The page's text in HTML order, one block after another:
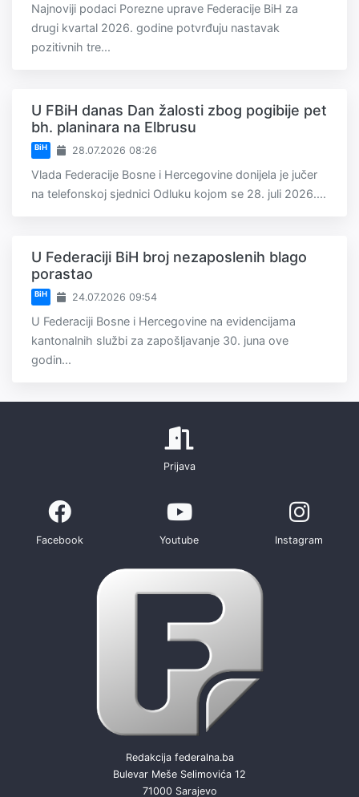
Najnoviji podaci Porezne uprave Federacije BiH za
drugi kvartal 2026. godine potvrđuju nastavak
pozitivnih tre...
U FBiH danas Dan žalosti zbog pogibije pet
bh. planinara na Elbrusu
BiH 28.07.2026 08:26
Vlada Federacije Bosne i Hercegovine donijela je jučer
na telefonskoj sjednici Odluku kojom se 28. juli 2026....
U Federaciji BiH broj nezaposlenih blago
porastao
BiH 24.07.2026 09:54
U Federaciji Bosne i Hercegovine na evidencijama
kantonalnih službi za zapošljavanje 30. juna ove
godin...
Prijava
Facebook Youtube Instagram
Redakcija federalna.ba
Bulevar Meše Selimovića 12
71000 Sarajevo